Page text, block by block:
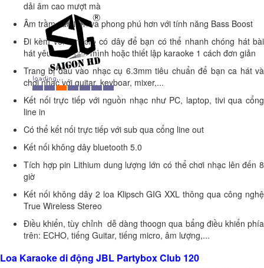
dải âm cao mượt mà
Âm trầm sâu hơn và phong phú hơn với tính năng Bass Boost
Đi kèm với 1 micro có dây để bạn có thể nhanh chóng hát bài
hát yêu thích của mình hoặc thiết lập karaoke 1 cách đơn giản
Trang bị đầu vào nhạc cụ 6.3mm tiêu chuẩn để bạn ca hát và
chơi nhạc với guitar, keyboar, mixer,...
Kết nối trực tiếp với nguồn nhạc như PC, laptop, tivi qua cổng
line in
Có thể kết nối trực tiếp với sub qua cổng line out
Kết nối không dây bluetooth 5.0
Tích hợp pin Lithium dung lượng lớn có thể chơi nhạc lên đến 8
giờ
Kết nối không dây 2 loa Klipsch GIG XXL thông qua công nghệ
True Wireless Stereo
Điều khiển, tùy chỉnh dễ dàng thoogn qua bẩng điều khiển phía
trên: ECHO, tiếng Guitar, tiếng micro, âm lượng,...
Loa Karaoke di động JBL Partybox Club 120